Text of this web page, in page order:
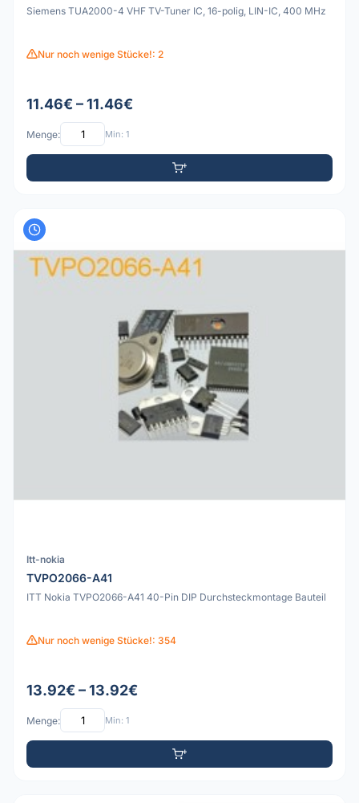
Siemens TUA2000-4 VHF TV-Tuner IC, 16-polig, LIN-IC, 400 MHz
Nur noch wenige Stücke!: 2
11.46€ – 11.46€
Menge: Min: 1
Itt-nokia
TVPO2066-A41
ITT Nokia TVPO2066-A41 40-Pin DIP Durchsteckmontage Bauteil
Nur noch wenige Stücke!: 354
13.92€ – 13.92€
Menge: Min: 1